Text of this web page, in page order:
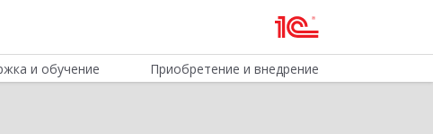
и обучение Приобретение и внедрение